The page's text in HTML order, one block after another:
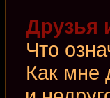
Друзья
Что
Как мне